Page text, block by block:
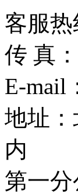
客服热
传 真
E-mail
地址
内
第一